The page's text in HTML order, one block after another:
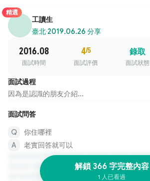
精選
工讀生
臺北·2019.06.26 分享
2016.08
面試時間
4/5
面試評價
錄取
面試狀態
面試過程
因為是認識的朋友介紹...
面試問答
你住哪裡
老實回答就可以
解鎖 366 字完整內容
1 人已看過